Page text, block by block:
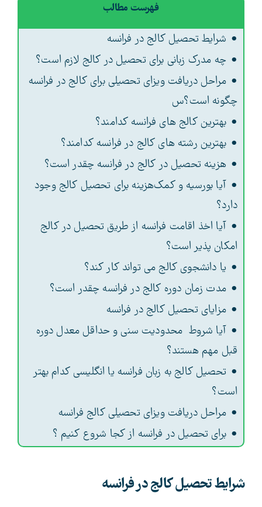
فهرست مطالب
شرایط تحصیل کالج در فرانسه
چه مدرک زبانی برای تحصیل در کالج لازم است؟
مراحل دریافت ویزای تحصیلی برای کالج در فرانسه
چگونه است؟س
بهترین کالج‌ های فرانسه کدامند؟
بهترین رشته‌ های کالج در فرانسه کدامند؟
هزینه تحصیل در کالج در فرانسه چقدر است؟
آیا بورسیه و کمک‌هزینه برای تحصیل کالج وجود
دارد؟
آیا اخذ اقامت فرانسه از طریق تحصیل در کالج
امکان پذیر است؟
یا دانشجوی کالج می تواند کار کند؟
مدت زمان دوره کالج در فرانسه چقدر است؟
مزایای تحصیل کالج در فرانسه
آیا شروط محدودیت سنی و حداقل معدل دوره
قبل مهم هستند؟
تحصیل کالج به زبان فرانسه یا انگلیسی کدام بهتر
است؟
مراحل دریافت ویزای تحصیلی کالج فرانسه
برای تحصیل در فرانسه از کجا شروع کنیم ؟
شرایط تحصیل کالج در فرانسه